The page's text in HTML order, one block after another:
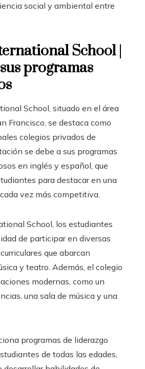
social y ambiental entre
School |
programas
School, situado en el área
Francisco, se destaca como
colegios privados de
se debe a sus programas
en inglés y español, que
para destacar en una
vez más competitiva.
School, los estudiantes
de participar en diversas
que abarcan
y teatro. Además, el colegio
modernas, como un
una sala de música y una
programas de liderazgo
de todas las edades,